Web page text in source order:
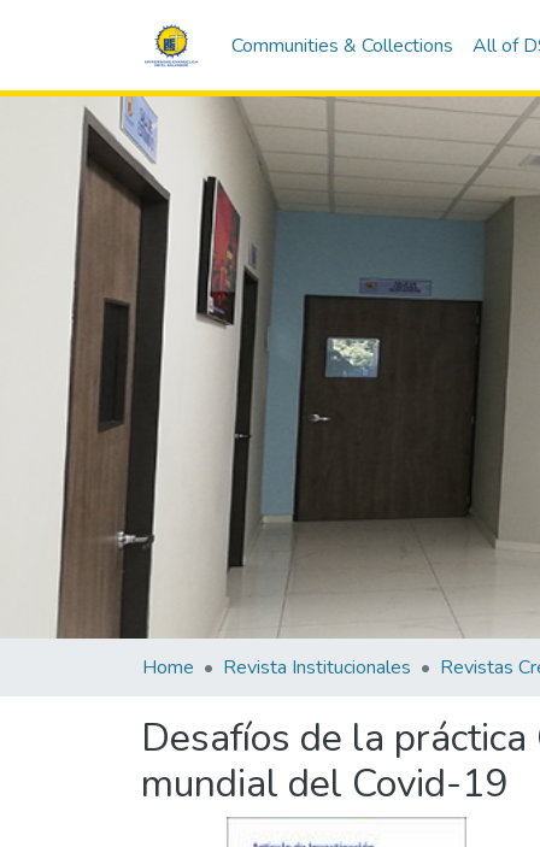
Communities & Collections All of
Home Revista Institucionales Revistas
Desafíos de la
mundial del Covid-19